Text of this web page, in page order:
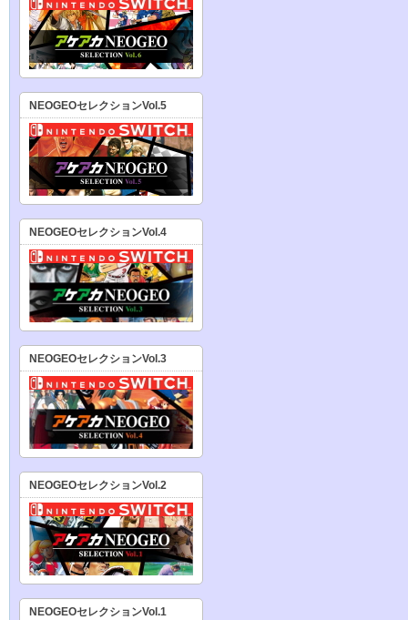
NEOGEOセレクションVol.5
NEOGEOセレクションVol.4
NEOGEOセレクションVol.3
NEOGEOセレクションVol.2
NEOGEOセレクションVol.1